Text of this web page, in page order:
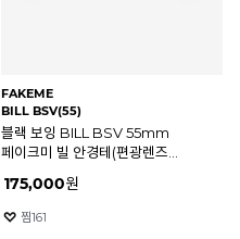
HEISTER
HOLMES BSV(49)
블랙 HOLMES BSV 49mm
하이스터 홈즈 안경테
175,000원
찜416